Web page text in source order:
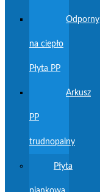
Odporny
na ciepło
Płyta PP
Arkusz
PP
trudnopalny
Płyta